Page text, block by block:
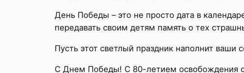
День Победы – это не просто дата в
передавать своим детям память о тех
Пусть этот светлый праздник наполнит
С Днем Победы! С 80-летием освобождения